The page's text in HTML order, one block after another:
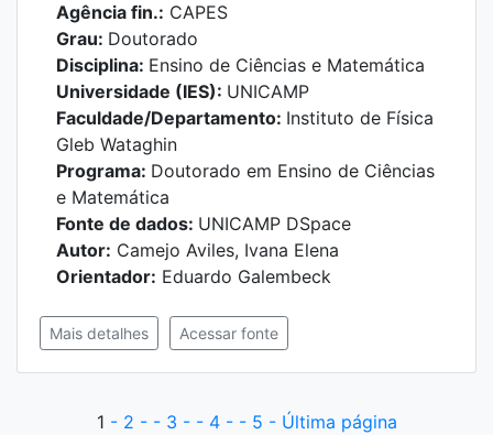
Agência fin.: CAPES
Grau: Doutorado
Disciplina: Ensino de Ciências e Matemática
Universidade (IES): UNICAMP
Faculdade/Departamento: Instituto de Física
Gleb Wataghin
Programa: Doutorado em Ensino de Ciências
e Matemática
Fonte de dados: UNICAMP DSpace
Autor: Camejo Aviles, Ivana Elena
Orientador: Eduardo Galembeck
Mais detalhes Acessar fonte
1 - 2 - - 3 - - 4 - - 5 - Última página